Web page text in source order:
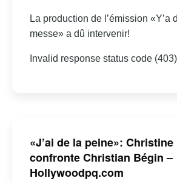
La production de l’émission «Y’a
messe» a dû intervenir!
Invalid response status code (403)
«J’ai de la peine»:
confronte Christian Bégin –
Hollywoodpq.com